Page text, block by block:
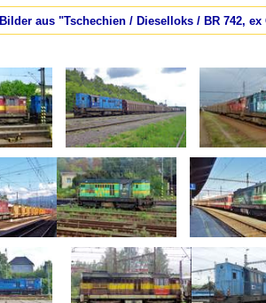
aus "Tschechien / Dieselloks / BR 742,